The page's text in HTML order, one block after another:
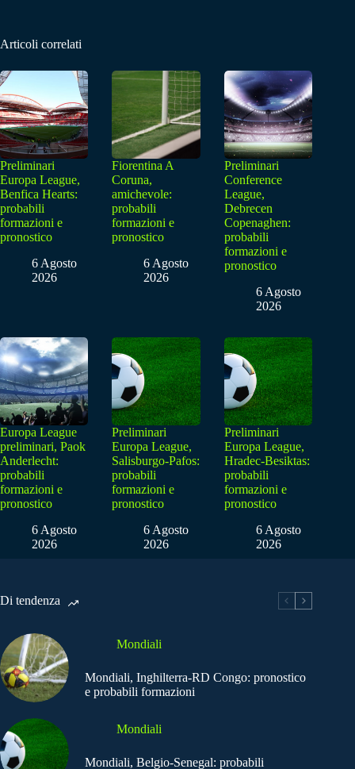
Articoli correlati
Preliminari
Europa League,
Benfica Hearts:
probabili
formazioni e
pronostico
6 Agosto
2026
Fiorentina A
Coruna,
amichevole:
probabili
formazioni e
pronostico
6 Agosto
2026
Preliminari
Conference
League,
Debrecen
Copenaghen:
probabili
formazioni e
pronostico
6 Agosto
2026
Europa League
preliminari, Paok
Anderlecht:
probabili
formazioni e
pronostico
6 Agosto
2026
Preliminari
Europa League,
Salisburgo-Pafos:
probabili
formazioni e
pronostico
6 Agosto
2026
Preliminari
Europa League,
Hradec-Besiktas:
probabili
formazioni e
pronostico
6 Agosto
2026
Di tendenza
Mondiali
Mondiali, Inghilterra-RD Congo: pronostico
e probabili formazioni
Mondiali
Mondiali, Belgio-Senegal: probabili